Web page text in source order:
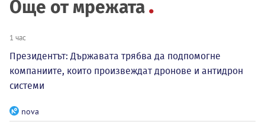
Още от мрежата
1 час
Президентът: Държавата трябва да подпомогне
компаниите, които произвеждат дронове и антидрон
системи
nova